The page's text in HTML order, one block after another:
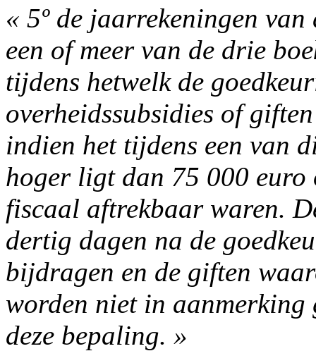
« 5º de jaarrekeningen
een of meer van de drie
tijdens hetwelk de
overheidssubsidies of
indien het tijdens een van
hoger ligt dan 75 000 euro
fiscaal aftrekbaar waren.
dertig dagen na de
bijdragen en de giften
worden niet in aanmerking
deze bepaling. »